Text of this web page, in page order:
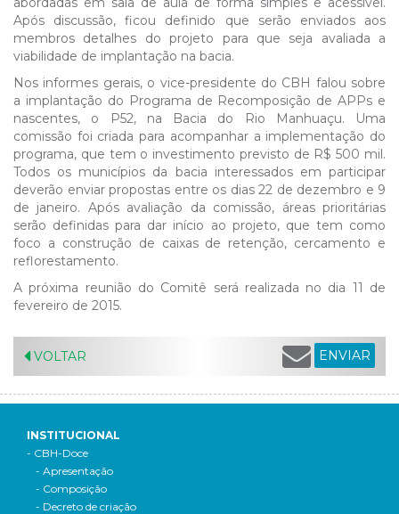
Após discussão, ficou definido que serão enviados aos
membros detalhes do projeto para que seja avaliada a
viabilidade de implantação na bacia.
Nos informes gerais, o vice-presidente do CBH falou sobre
a implantação do Programa de Recomposição de APPs e
nascentes, o P52, na Bacia do Rio Manhuaçu. Uma
comissão foi criada para acompanhar a implementação do
programa, que tem o investimento previsto de R$ 500 mil.
Todos os municípios da bacia interessados em participar
deverão enviar propostas entre os dias 22 de dezembro e 9
de janeiro. Após avaliação da comissão, áreas prioritárias
serão definidas para dar início ao projeto, que tem como
foco a construção de caixas de retenção, cercamento e
reflorestamento.
A próxima reunião do Comitê será realizada no dia 11 de
fevereiro de 2015.
VOLTAR ENVIAR
INSTITUCIONAL
- CBH-Doce
- Apresentação
- Composição
- Decreto de criação